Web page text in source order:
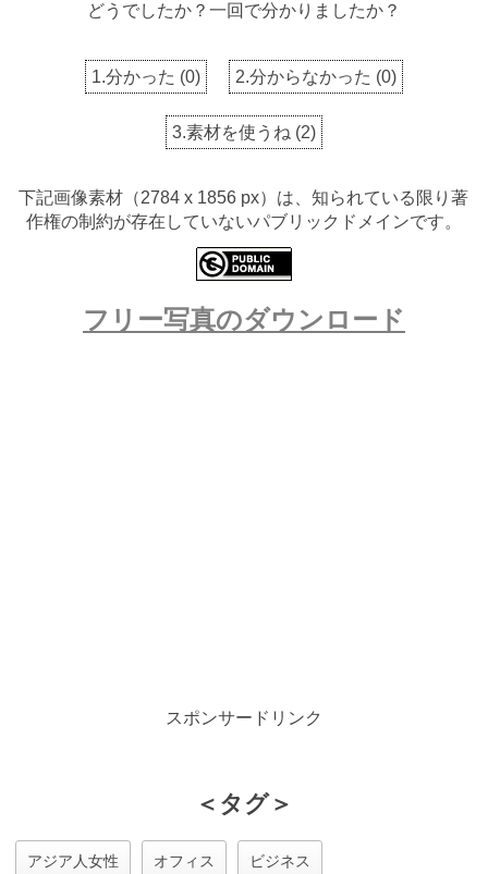
どうでしたか？一回で分かりましたか？
1.分かった (0) 2.分からなかった (0)
3.素材を使うね (2)
下記画像素材（2784 x 1856 px）は、知られている限り著
作権の制約が存在していないパブリックドメインです。
フリー写真のダウンロード
スポンサードリンク
＜タグ＞
アジア人女性 オフィス ビジネス